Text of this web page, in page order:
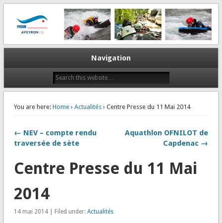
CODEP 12
La plongée en Aveyron…
Navigation
You are here: Home› Actualités› Centre Presse du 11 Mai 2014
← NEV – compte rendu
traversée de sète
Aquathlon OFNILOT de
Capdenac →
Centre Presse du 11 Mai
2014
14 mai 2014 | Filed under: Actualités